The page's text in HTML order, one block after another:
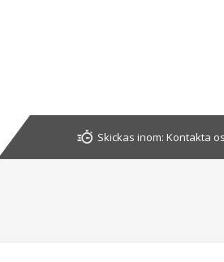
Skickas inom: Kontakta